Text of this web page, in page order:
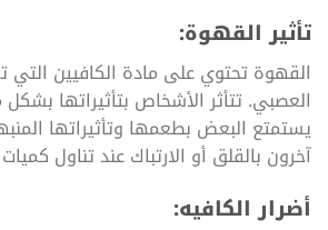
تأثير القهوة:
القهوة تحتوي على مادة الكافيين التي
العصبي. تتأثر الأشخاص بتأثيراتها بشكل
يستمتع البعض بطعمها وتأثيراتها
آخرون بالقلق أو الارتباك عند تناول
أضرار الكافيه: